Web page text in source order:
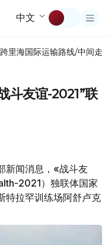
中文
跨里海国际运输路线/中间走廊
斗友谊-2021”联
新闻消息，«战斗友
2021）独联体国家
特拉罕训练场阿舒卢克